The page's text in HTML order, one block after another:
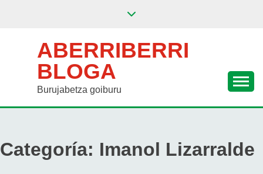
ABERRIBERRI
BLOGA
Burujabetza goiburu
Categoría: Imanol Lizarralde